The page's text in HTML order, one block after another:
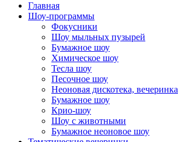
Главная
Шоу-программы
Фокусники
Шоу мыльных пузырей
Бумажное шоу
Химическое шоу
Тесла шоу
Песочное шоу
Неоновая дискотека, вечеринка
Бумажное шоу
Крио-шоу
Шоу с животными
Бумажное неоновое шоу